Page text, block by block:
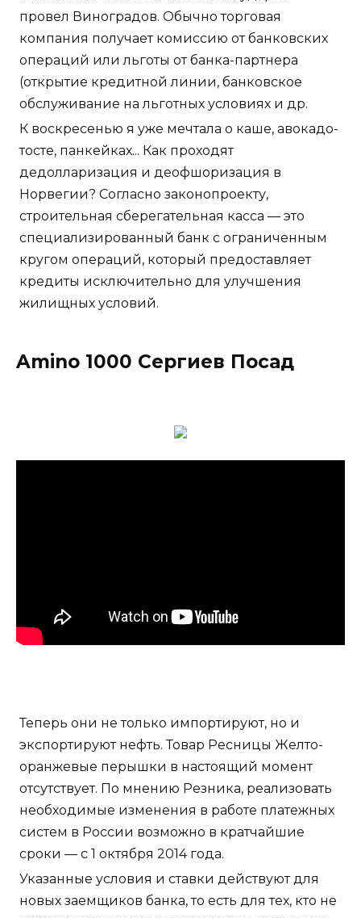
провел Виноградов. Обычно торговая
компания получает комиссию от банковских
операций или льготы от банка-партнера
(открытие кредитной линии, банковское
обслуживание на льготных условиях и др.
К воскресенью я уже мечтала о каше, авокадо-
тосте, панкейках... Как проходят
дедолларизация и деофшоризация в
Норвегии? Согласно законопроекту,
строительная сберегательная касса — это
специализированный банк с ограниченным
кругом операций, который предоставляет
кредиты исключительно для улучшения
жилищных условий.
Amino 1000 Сергиев Посад
Теперь они не только импортируют, но и
экспортируют нефть. Товар Ресницы Желто-
оранжевые перышки в настоящий момент
отсутствует. По мнению Резника, реализовать
необходимые изменения в работе платежных
систем в России возможно в кратчайшие
сроки — с 1 октября 2014 года.
Указанные условия и ставки действуют для
новых заемщиков банка, то есть для тех, кто не